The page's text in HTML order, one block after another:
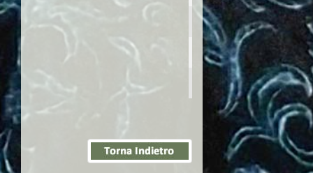
Rhodes
Regia di:
Adam Marcus